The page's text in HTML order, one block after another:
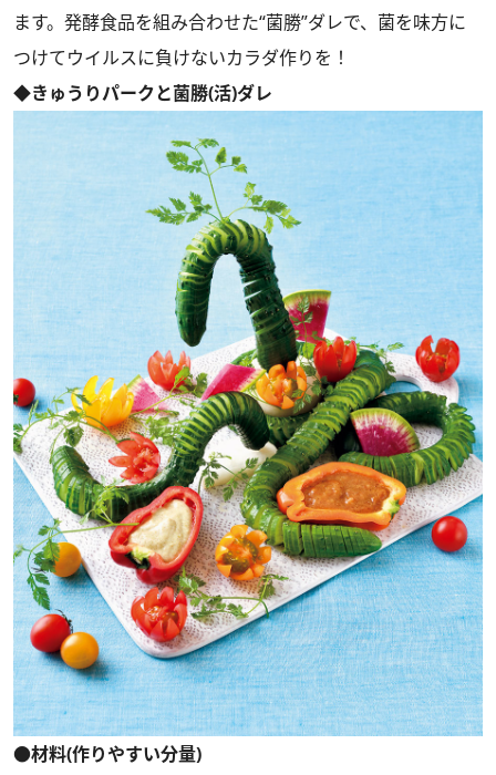
ます。発酵食品を組み合わせた“菌勝”ダレで、菌を味方に
つけてウイルスに負けないカラダ作りを！
◆きゅうりパークと菌勝(活)ダレ
●材料(作りやすい分量)